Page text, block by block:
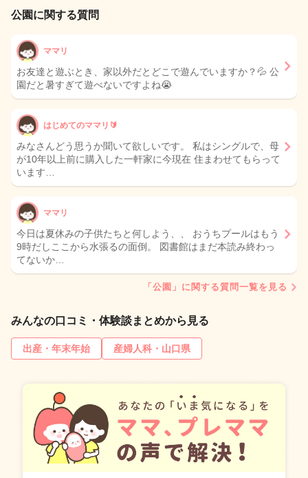
公園に関する質問
ママリ
お友達と遊ぶとき、家以外だとどこで遊んでいますか？💦 公
園だと暑すぎて遊べないですよね😭
はじめてのママリ🔰
みなさんどう思うか聞いて欲しいです。 私はシングルで、母
が10年以上前に購入した一軒家に今現在 住まわせてもらって
います…
ママリ
今日は夏休みの子供たちと何しよう、、 おうちプールはもう
9時だしここから水張るの面倒。 図書館はまだ本読み終わっ
てないか…
「公園」に関する質問一覧を見る
みんなの口コミ・体験談まとめから見る
出産・年末年始 産婦人科・山口県